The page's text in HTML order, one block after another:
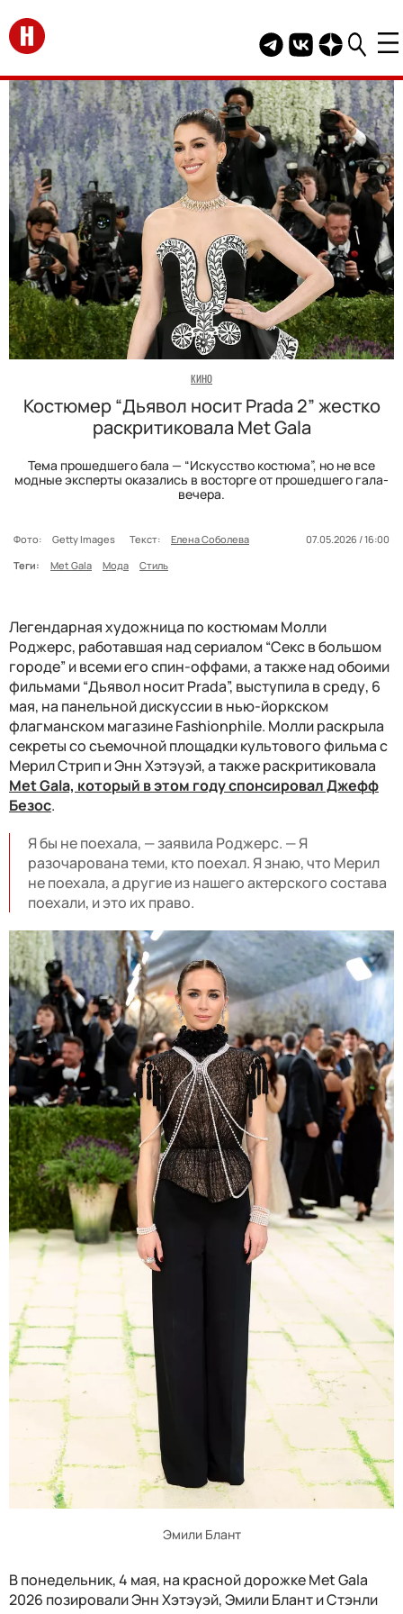
Перейти на главную
Telegram канал
Группа HELLO
Канал
КИНО
Костюмер “Дьявол носит Prada 2” жестко
раскритиковала Met Gala
Тема прошедшего бала — “Искусство костюма”, но не все
модные эксперты оказались в восторге от прошедшего гала-
вечера.
Фото: Getty Images Текст: Елена Соболева
07.05.2026 / 16:00
Теги:
Met Gala Мода Стиль
Легендарная художница по костюмам Молли
Роджерс, работавшая над сериалом “Секс в большом
городе” и всеми его спин-оффами, а также над обоими
фильмами “Дьявол носит Prada”, выступила в среду, 6
мая, на панельной дискуссии в нью-йоркском
флагманском магазине Fashionphile. Молли раскрыла
секреты со съемочной площадки культового фильма с
Мерил Стрип и Энн Хэтэуэй, а также раскритиковала
Met Gala, который в этом году спонсировал Джефф
Безос.
Я бы не поехала, — заявила Роджерс. — Я
разочарована теми, кто поехал. Я знаю, что Мерил
не поехала, а другие из нашего актерского состава
поехали, и это их право.
Эмили Блант
В понедельник, 4 мая, на красной дорожке Met Gala
2026 позировали Энн Хэтэуэй, Эмили Блант и Стэнли